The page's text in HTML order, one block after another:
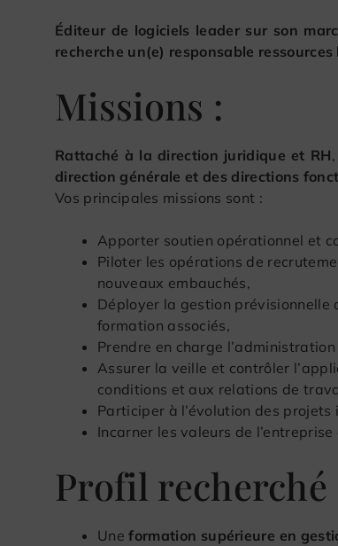
Éditeur de logiciels leader sur son
recherche un(e) responsable ressources
Missions :
Rattaché à la direction juridique et RH
direction générale et des directions
Vos principales missions sont :
Apporter soutien opérationnel et
Piloter les opérations de
nouveaux embauchés,
Déployer la gestion prévisionnelle
formation associés,
Prendre en charge
Assurer la veille et contrôler
conditions et aux relations de
Participer à l’évolution des
Incarner les valeurs de
Profil recherché
Uneformation supérieure en